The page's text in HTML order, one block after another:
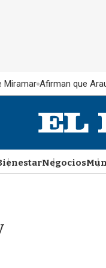
Miramar Afirman que
Negocios